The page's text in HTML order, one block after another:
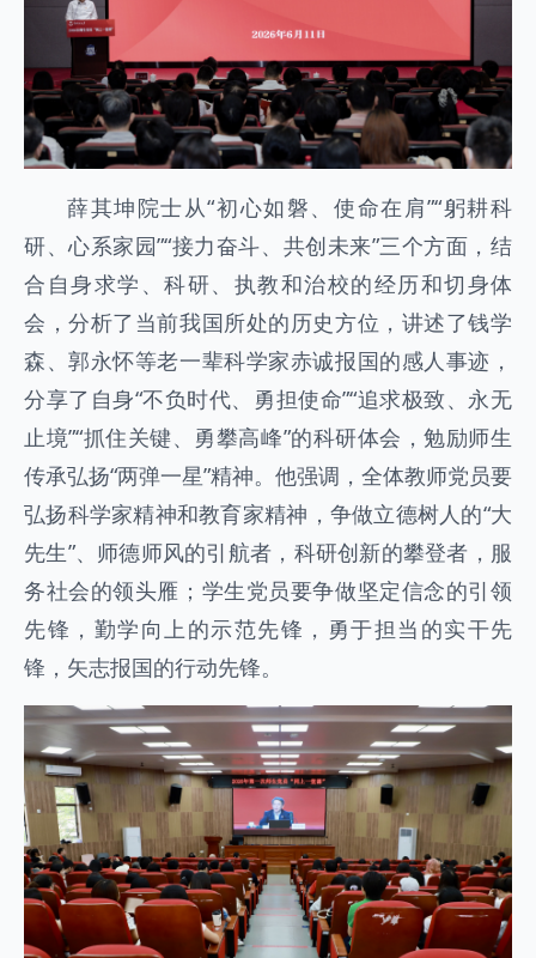
薛其坤院士从“初心如磐、使命在肩”“躬耕科
研、心系家园”“接力奋斗、共创未来”三个方面，结
合自身求学、科研、执教和治校的经历和切身体
会，分析了当前我国所处的历史方位，讲述了钱学
森、郭永怀等老一辈科学家赤诚报国的感人事迹，
分享了自身“不负时代、勇担使命”“追求极致、永无
止境”“抓住关键、勇攀高峰”的科研体会，勉励师生
传承弘扬“两弹一星”精神。他强调，全体教师党员要
弘扬科学家精神和教育家精神，争做立德树人的“大
先生”、师德师风的引航者，科研创新的攀登者，服
务社会的领头雁；学生党员要争做坚定信念的引领
先锋，勤学向上的示范先锋，勇于担当的实干先
锋，矢志报国的行动先锋。